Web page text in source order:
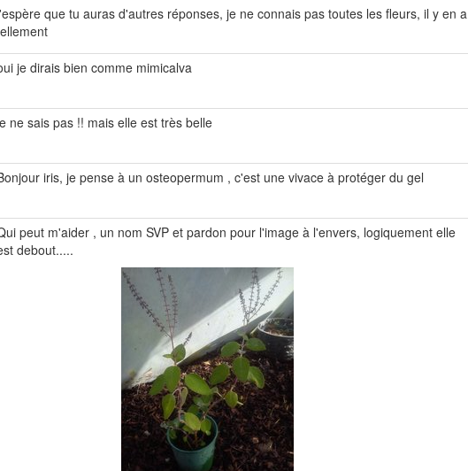
que tu auras d'autres réponses, je ne connais pas toutes les fleurs, il y en a
je dirais bien comme mimicalva
ne sais pas !! mais elle est très belle
iris, je pense à un osteopermum , c'est une vivace à protéger du gel
peut m'aider , un nom SVP et pardon pour l'image à l'envers, logiquement elle
debout.....